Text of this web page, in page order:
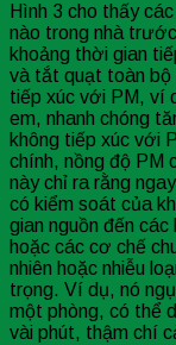
Hình 3 cho thấy
nào trong nhà
khoảng thời gian
và tắt quạt toàn bộ
tiếp xúc với PM, ví
em, nhanh chóng
không tiếp xúc với
chính, nồng độ PM
này chỉ ra rằng
có kiểm soát của
gian nguồn đến các
hoặc các cơ chế
nhiên hoặc nhiễu
trọng. Ví dụ, nó
một phòng, có thể
vài phút, thậm chí